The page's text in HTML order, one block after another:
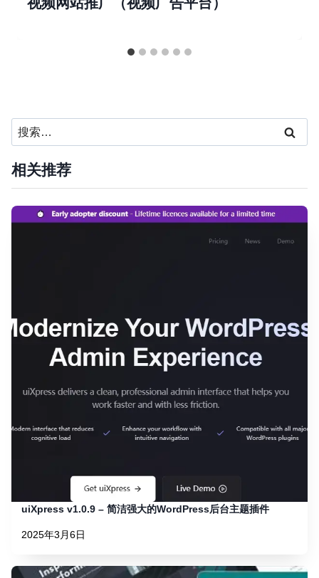
搜
索：
相关推荐
uiXpress v1.0.9 – 简洁强大的WordPress后台主题插件
2025年3月6日